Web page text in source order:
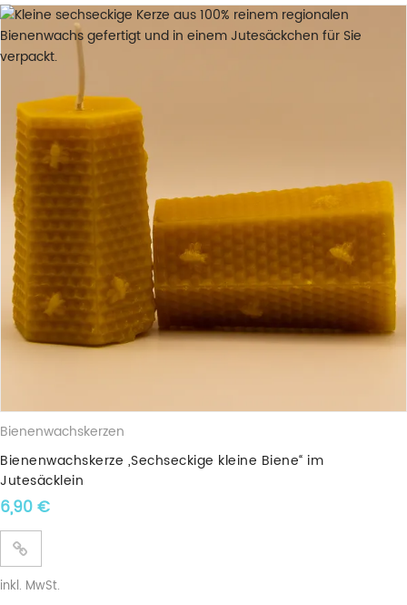
Bienenwachskerzen
Bienenwachskerze „Sechseckige kleine Biene“ im
Jutesäcklein
6,90€
inkl. MwSt.